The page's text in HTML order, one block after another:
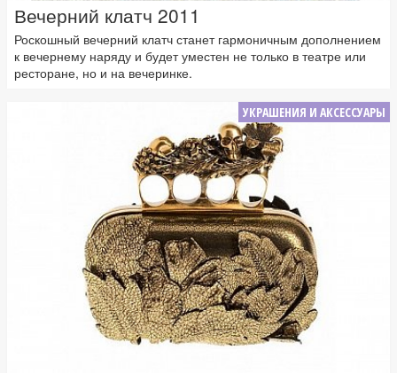
Вечерний клатч 2011
Роскошный вечерний клатч станет гармоничным дополнением
к вечернему наряду и будет уместен не только в театре или
ресторане, но и на вечеринке.
УКРАШЕНИЯ И АКСЕССУАРЫ